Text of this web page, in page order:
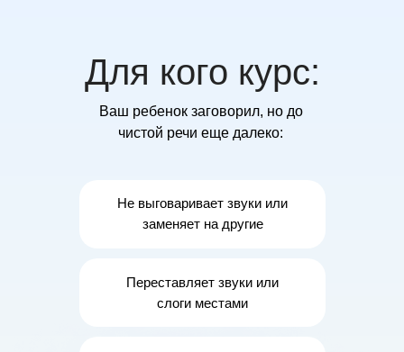
Не выговаривает звуки или
заменяетна другие
Переставляет звуки или
слоги местами
Для кого курс:
Ваш ребенок заговорил, но до
чистой речи еще далеко: